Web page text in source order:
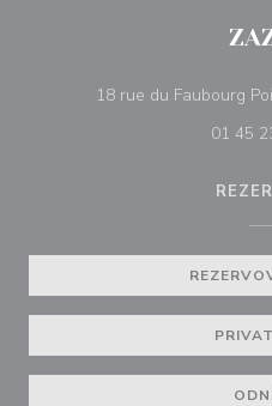
18 rue du Faubourg
01 45